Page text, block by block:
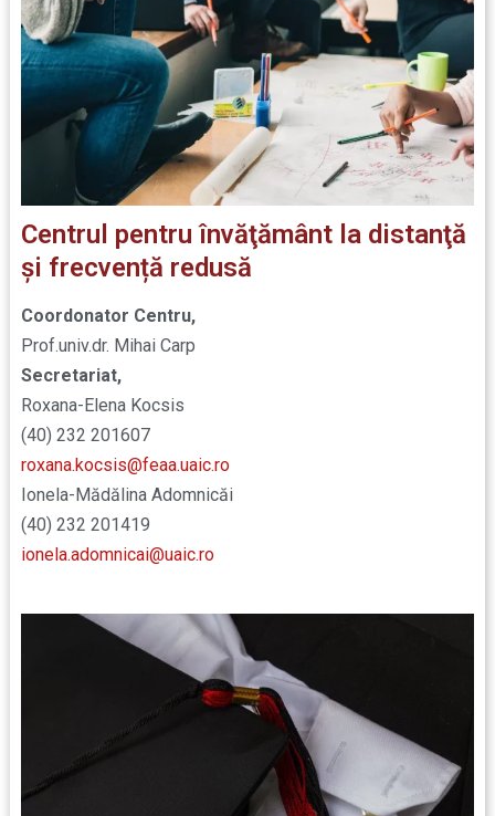
Centrul pentru învăţământ la distanţă
și frecvență redusă
Coordonator Centru,
Prof.univ.dr. Mihai Carp
Secretariat,
Roxana-Elena Kocsis
(40) 232 201607
roxana.kocsis@feaa.uaic.ro
Ionela-Mădălina Adomnicăi
(40) 232 201419
ionela.adomnicai@uaic.ro